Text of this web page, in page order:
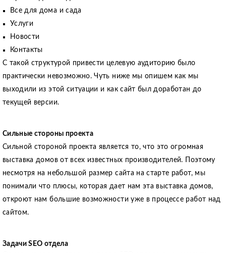
Все для дома и сада
Услуги
Новости
Контакты
С такой структурой привести целевую аудиторию было
практически невозможно. Чуть ниже мы опишем как мы
выходили из этой ситуации и как сайт был доработан до
текущей версии.
Сильные стороны проекта
Сильной стороной проекта является то, что это огромная
выставка домов от всех известных производителей. Поэтому
несмотря на небольшой размер сайта на старте работ, мы
понимали что плюсы, которая дает нам эта выставка домов,
откроют нам большие возможности уже в процессе работ над
сайтом.
Задачи SEO отдела